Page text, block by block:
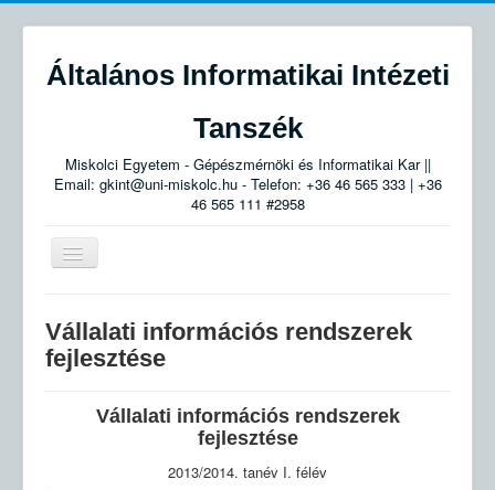
Általános Informatikai Intézeti
Tanszék
Miskolci Egyetem - Gépészmérnöki és Informatikai Kar ||
Email: gkint@uni-miskolc.hu - Telefon: +36 46 565 333 | +36
46 565 111 #2958
Navigáció
váltása
Munkatársak
Oktatott tárgyak
Vállalati információs rendszerek
fejlesztése
Vállalati információs rendszerek
fejlesztése
2013/2014. tanév I. félév